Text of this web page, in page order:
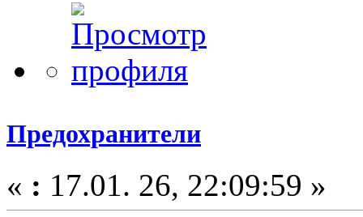
Предохранители
« : 17.01. 26, 22:09:59 »